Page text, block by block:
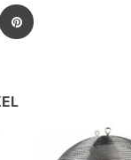
Pinterest